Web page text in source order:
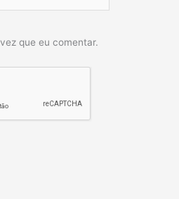
que eu comentar.